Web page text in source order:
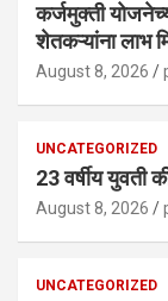
कर्जमुक्ती
शेतकऱ्यांना लाभ
August 8, 2026
UNCATEGORIZED
23 वर्षीय युवती
August 8, 2026
UNCATEGORIZED